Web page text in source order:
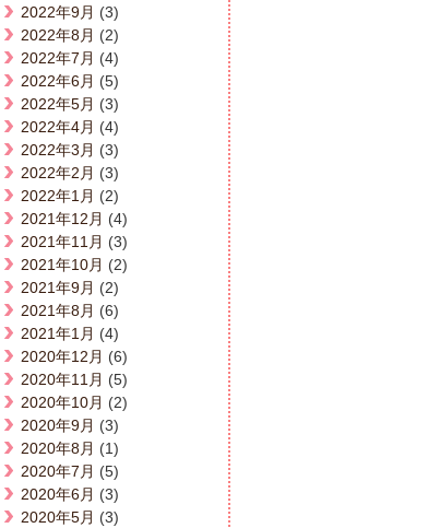
2022年9月 (3)
2022年8月 (2)
2022年7月 (4)
2022年6月 (5)
2022年5月 (3)
2022年4月 (4)
2022年3月 (3)
2022年2月 (3)
2022年1月 (2)
2021年12月 (4)
2021年11月 (3)
2021年10月 (2)
2021年9月 (2)
2021年8月 (6)
2021年1月 (4)
2020年12月 (6)
2020年11月 (5)
2020年10月 (2)
2020年9月 (3)
2020年8月 (1)
2020年7月 (5)
2020年6月 (3)
2020年5月 (3)